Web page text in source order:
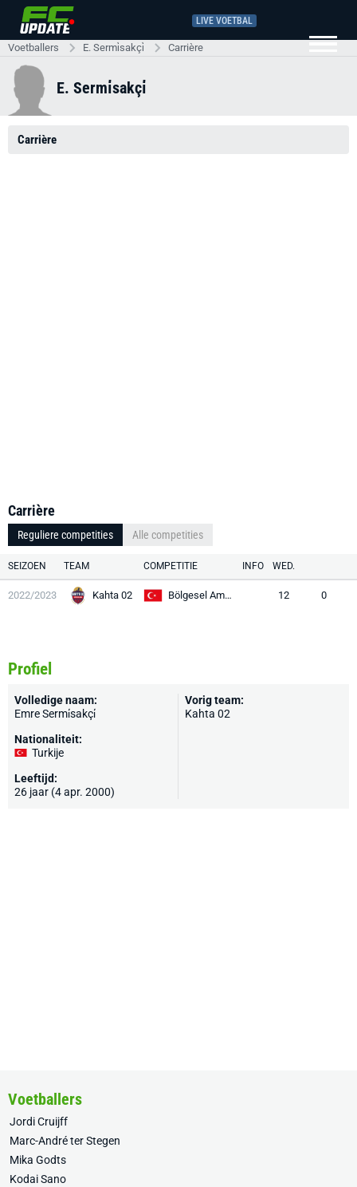
LIVE VOETBAL
Voetballers E. Sermi̇sakçi̇ Carrière
E. Sermi̇sakçi̇
Carrière
Carrière
Reguliere competities Alle competities
SEIZOEN TEAM COMPETITIE INFO WED.
2022/2023 Kahta 02 Bölgesel Amatör Lig 12 0
Profiel
Volledige naam:
Emre Sermi̇sakçi̇
Nationaliteit:
Turkije
Leeftijd:
26 jaar (4 apr. 2000)
Vorig team:
Kahta 02
Voetballers
Jordi Cruijff
Marc-André ter Stegen
Mika Godts
Kodai Sano